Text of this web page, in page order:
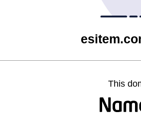
This